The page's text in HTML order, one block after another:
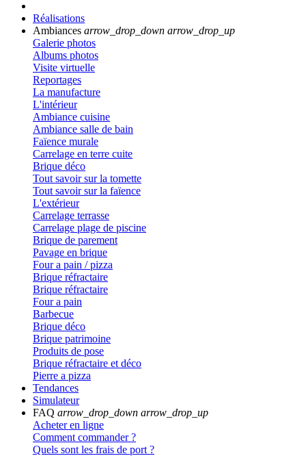
Réalisations
Ambiances arrow_drop_down arrow_drop_up
Galerie photos
Albums photos
Visite virtuelle
Reportages
La manufacture
L'intérieur
Ambiance cuisine
Ambiance salle de bain
Faïence murale
Carrelage en terre cuite
Brique déco
Tout savoir sur la tomette
Tout savoir sur la faïence
L'extérieur
Carrelage terrasse
Carrelage plage de piscine
Brique de parement
Pavage en brique
Four a pain / pizza
Brique réfractaire
Brique réfractaire
Four a pain
Barbecue
Brique déco
Brique patrimoine
Produits de pose
Brique réfractaire et déco
Pierre a pizza
Tendances
Simulateur
FAQ arrow_drop_down arrow_drop_up
Acheter en ligne
Comment commander ?
Quels sont les frais de port ?